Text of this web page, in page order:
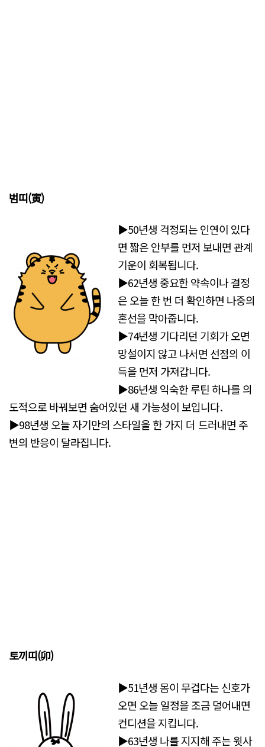
범띠(寅)
▶50년생 걱정되는 인연이 있다
면 짧은 안부를 먼저 보내면 관계
기운이 회복됩니다.
▶62년생 중요한 약속이나 결정
은 오늘 한 번 더 확인하면 나중의
혼선을 막아줍니다.
▶74년생 기다리던 기회가 오면
망설이지 않고 나서면 선점의 이
득을 먼저 가져갑니다.
▶86년생 익숙한 루틴 하나를 의
도적으로 바꿔보면 숨어있던 새 가능성이 보입니다.
▶98년생 오늘 자기만의 스타일을 한 가지 더 드러내면 주
변의 반응이 달라집니다.
토끼띠(卯)
▶51년생 몸이 무겁다는 신호가
오면 오늘 일정을 조금 덜어내면
컨디션을 지킵니다.
▶63년생 나를 지지해 주는 윗사